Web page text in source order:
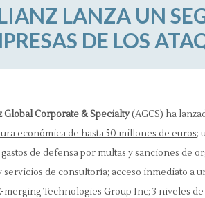
LANZA UN
DE LOS
Global Corporate & Specialty(AGCS) ha
económica de hasta 50 millones de euros;
gastos de defensa por multas y sanciones de
servicios de consultoría; acceso inmediato a
merging Technologies Group Inc; 3 niveles